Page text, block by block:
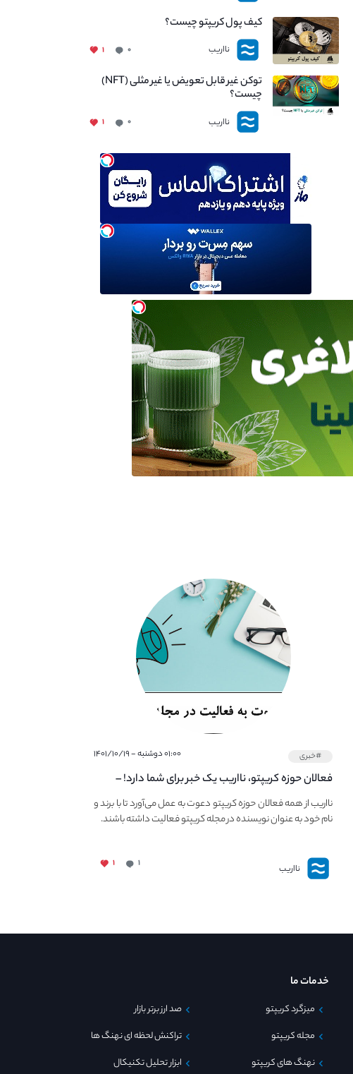
کیف پول کریپتو چیست؟
نااریب ۰ ۱
توکن غیر قابل تعویض یا غیر مثلی (NFT)
چیست؟
نااریب ۰ ۱
#خبری ۰۱:۰۰ دوشنبه - ۱۴۰۱/۱۰/۱۹
فعالان حوزه کریپتو، نااریب یک خبر برای شما دارد! –
دعوت به فعالیت در مجله کریپتو
نااریب از همه فعالان حوزه کریپتو دعوت به عمل می‌آورد تا با برند و
نام خود به عنوان نویسنده در مجله کریپتو فعالیت داشته باشند.
نااریب ۱ ۱
خدمات ما
میزگرد کریپتو
مجله کریپتو
نهنگ های کریپتو
صد ارز برتر بازار
تراکنش لحظه ای نهنگ ها
ابزار تحلیل تکنیکال